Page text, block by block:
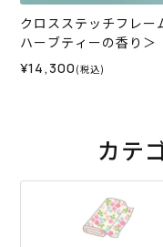
クロスステッチフレー
ハーブティーの香り＞
¥14,300 (税込)
カテ